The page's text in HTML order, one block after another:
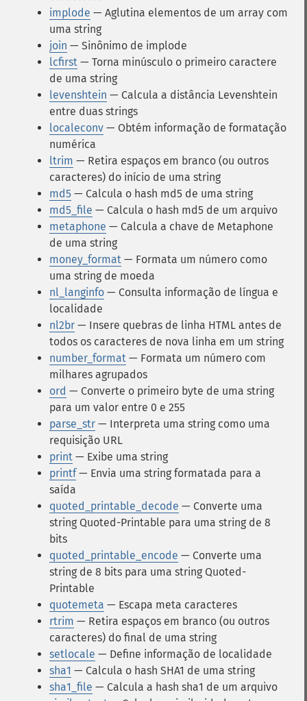
implode — Aglutina elementos de um array com
uma string
join — Sinônimo de implode
lcfirst — Torna minúsculo o primeiro caractere
de uma string
levenshtein — Calcula a distância Levenshtein
entre duas strings
localeconv — Obtém informação de formatação
numérica
ltrim — Retira espaços em branco (ou outros
caracteres) do início de uma string
md5 — Calcula o hash md5 de uma string
md5_file — Calcula o hash md5 de um arquivo
metaphone — Calcula a chave de Metaphone
de uma string
money_format — Formata um número como
uma string de moeda
nl_langinfo — Consulta informação de língua e
localidade
nl2br — Insere quebras de linha HTML antes de
todos os caracteres de nova linha em um string
number_format — Formata um número com
milhares agrupados
ord — Converte o primeiro byte de uma string
para um valor entre 0 e 255
parse_str — Interpreta uma string como uma
requisição URL
print — Exibe uma string
printf— Envia uma string formatada para a
saída
quoted_printable_decode — Converte uma
string Quoted-Printable para uma string de 8
bits
quoted_printable_encode — Converte uma
string de 8 bits para uma string Quoted-
Printable
quotemeta — Escapa meta caracteres
rtrim — Retira espaços em branco (ou outros
caracteres) do final de uma string
setlocale — Define informação de localidade
sha1 — Calcula o hash SHA1 de uma string
sha1_file — Calcula a hash sha1 de um arquivo